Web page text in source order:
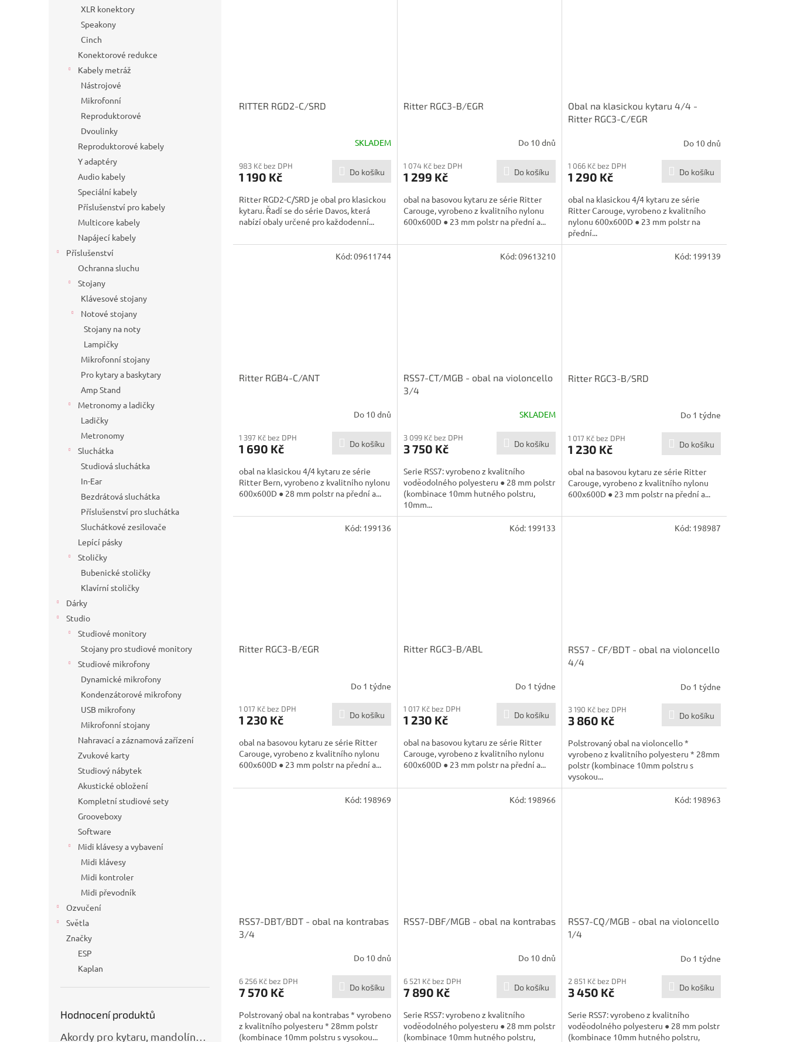
XLR konektory
Speakony
Cinch
Konektorové redukce
Kabely metráž
Nástrojové
Mikrofonní
Reproduktorové
Dvoulinky
Reproduktorové kabely
Y adaptéry
Audio kabely
Speciální kabely
Příslušenství pro kabely
Multicore kabely
Napájecí kabely
Příslušenství
Ochranna sluchu
Stojany
Klávesové stojany
Notové stojany
Stojany na noty
Lampičky
Mikrofonní stojany
Pro kytary a baskytary
Amp Stand
Metronomy a ladičky
Ladičky
Metronomy
Sluchátka
Studiová sluchátka
In-Ear
Bezdrátová sluchátka
Příslušenství pro sluchátka
Sluchátkové zesilovače
Lepící pásky
Stoličky
Bubenické stoličky
Klavírní stoličky
Dárky
Studio
Studiové monitory
Stojany pro studiové monitory
Studiové mikrofony
Dynamické mikrofony
Kondenzátorové mikrofony
USB mikrofony
Mikrofonní stojany
Nahravací a záznamová zařízení
Zvukové karty
Studiový nábytek
Akustické obložení
Kompletní studiové sety
Grooveboxy
Software
Midi klávesy a vybavení
Midi klávesy
Midi kontroler
Midi převodník
Ozvučení
Světla
Značky
ESP
Kaplan
Hodnocení produktů
RITTER RGD2-C/SRD
SKLADEM
983 Kč bez DPH
1 190 Kč Do košíku
Ritter RGD2-C/SRD je obal pro klasickou
kytaru. Řadí se do série Davos, která
nabízí obaly určené pro každodenní...
Ritter RGC3-B/EGR
Do 10 dnů
1 074 Kč bez DPH
1 299 Kč Do košíku
obal na basovou kytaru ze série Ritter
Carouge, vyrobeno z kvalitního nylonu
600x600D ● 23 mm polstr na přední a...
Obal na klasickou kytaru 4/4 -
Ritter RGC3-C/EGR
Do 10 dnů
1 066 Kč bez DPH
1 290 Kč Do košíku
obal na klasickou 4/4 kytaru ze série
Ritter Carouge, vyrobeno z kvalitního
nylonu 600x600D ● 23 mm polstr na
přední...
Ritter RGB4-C/ANT
Do 10 dnů
1 397 Kč bez DPH
1 690 Kč Do košíku
obal na klasickou 4/4 kytaru ze série
Ritter Bern, vyrobeno z kvalitního nylonu
600x600D ● 28 mm polstr na přední a...
Kód:09611744
RSS7-CT/MGB - obal na violoncello
3/4
SKLADEM
3 099 Kč bez DPH
3 750 Kč Do košíku
Serie RSS7: vyrobeno z kvalitního
voděodolného polyesteru ● 28 mm polstr
(kombinace 10mm hutného polstru,
10mm...
Kód:09613210
Ritter RGC3-B/SRD
Do 1 týdne
1 017 Kč bez DPH
1 230 Kč Do košíku
obal na basovou kytaru ze série Ritter
Carouge, vyrobeno z kvalitního nylonu
600x600D ● 23 mm polstr na přední a...
Kód: 199139
Ritter RGC3-B/EGR
Do 1 týdne
1 017 Kč bez DPH
1 230 Kč Do košíku
obal na basovou kytaru ze série Ritter
Carouge, vyrobeno z kvalitního nylonu
600x600D ● 23 mm polstr na přední a...
Kód: 199136
Ritter RGC3-B/ABL
Do 1 týdne
1 017 Kč bez DPH
1 230 Kč Do košíku
obal na basovou kytaru ze série Ritter
Carouge, vyrobeno z kvalitního nylonu
600x600D ● 23 mm polstr na přední a...
Kód: 199133
RSS7 - CF/BDT - obal na violoncello
4/4
Do 1 týdne
3 190 Kč bez DPH
3 860 Kč Do košíku
Polstrovaný obal na violoncello *
vyrobeno z kvalitního polyesteru * 28mm
polstr (kombinace 10mm polstru s
vysokou...
Kód: 198987
RSS7-DBT/BDT - obal na kontrabas
3/4
Do 10 dnů
6 256 Kč bez DPH
7 570 Kč Do košíku
Polstrovaný obal na kontrabas * vyrobeno
z kvalitního polyesteru * 28mm polstr
(kombinace 10mm polstru s vysokou...
Kód: 198969
RSS7-DBF/MGB - obal na kontrabas
Do 10 dnů
6 521 Kč bez DPH
7 890 Kč Do košíku
Serie RSS7: vyrobeno z kvalitního
voděodolného polyesteru ● 28 mm polstr
(kombinace 10mm hutného polstru,
Kód: 198966
RSS7-CQ/MGB - obal na violoncello
1/4
Do 1 týdne
2 851 Kč bez DPH
3 450 Kč Do košíku
Serie RSS7: vyrobeno z kvalitního
voděodolného polyesteru ● 28 mm polstr
(kombinace 10mm hutného polstru,
Kód: 198963